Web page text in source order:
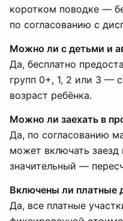
коротком поводке —
по согласованию с
Можно ли с детьми и
Да, бесплатно
групп 0+, 1, 2 или 3 —
возраст ребёнка.
Можно ли заехать в
Да, по согласованию
может включать
значительный —
Включены ли платные
Да, все платные